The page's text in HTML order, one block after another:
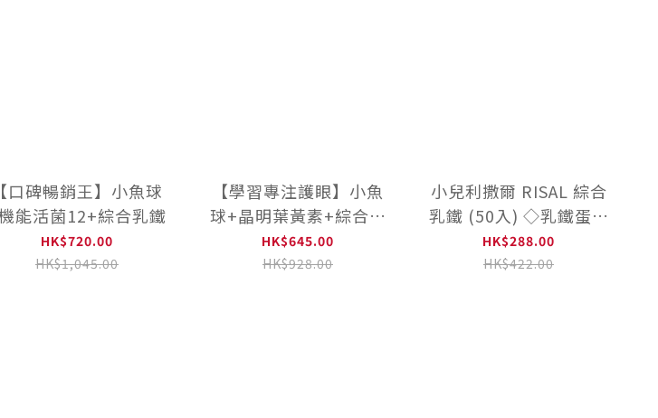
【口碑暢銷王】小魚球
能活菌12+綜合乳鐵
HK$720.00
HK$1,045.00
【學習專注護眼】小魚
球+晶明葉黃素+綜合乳
鐵
HK$645.00
HK$928.00
小兒利撒爾 RISAL 綜合
乳鐵 (50入) ◇乳鐵蛋白
+初乳蛋白+藻精蛋白
+DHA藻油+專利大豆卵
HK$288.00
HK$422.00